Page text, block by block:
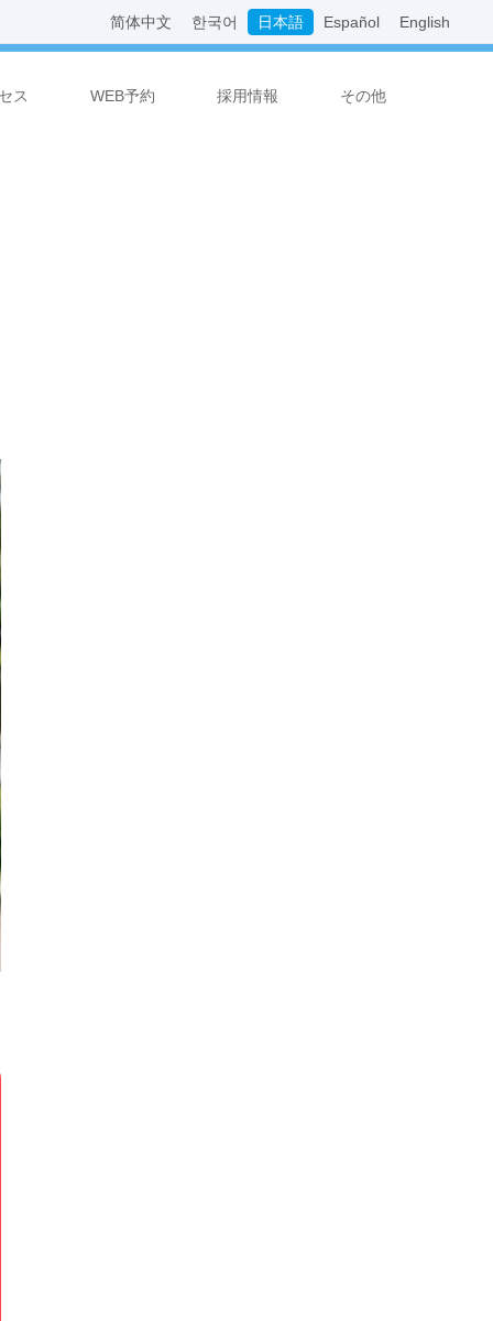
简体中文 한국어 日本語 Español English
ス WEB予約 採用情報 その他